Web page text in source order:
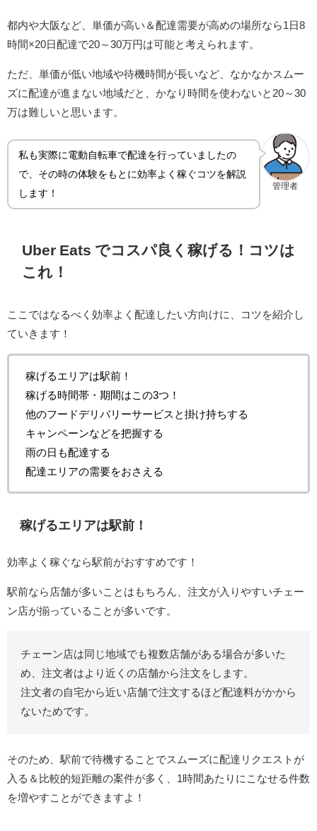
都内や大阪など、単価が高い＆配達需要が高めの場所なら1日8
時間×20日配達で20～30万円は可能と考えられます。
ただ、単価が低い地域や待機時間が長いなど、なかなかスムー
ズに配達が進まない地域だと、かなり時間を使わないと20～30
万は難しいと思います。
管理者
私も実際に電動自転車で配達を行っていましたの
で、その時の体験をもとに効率よく稼ぐコツを解説
します！
Uber Eats でコスパ良く稼げる！コツは
これ！
ここではなるべく効率よく配達したい方向けに、コツを紹介し
ていきます！
稼げるエリアは駅前！
稼げる時間帯・期間はこの3つ！
他のフードデリバリーサービスと掛け持ちする
キャンペーンなどを把握する
雨の日も配達する
配達エリアの需要をおさえる
稼げるエリアは駅前！
効率よく稼ぐなら駅前がおすすめです！
駅前なら店舗が多いことはもちろん、注文が入りやすいチェー
ン店が揃っていることが多いです。
チェーン店は同じ地域でも複数店舗がある場合が多いた
め、注文者はより近くの店舗から注文をします。
注文者の自宅から近い店舗で注文するほど配達料がかから
ないためです。
そのため、駅前で待機することでスムーズに配達リクエストが
入る＆比較的短距離の案件が多く、1時間あたりにこなせる件数
を増やすことができますよ！